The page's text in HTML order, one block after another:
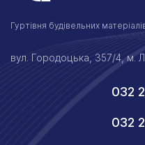
Гуртівня будівельних
вул. Городоцька, 357/4, м.
032
032